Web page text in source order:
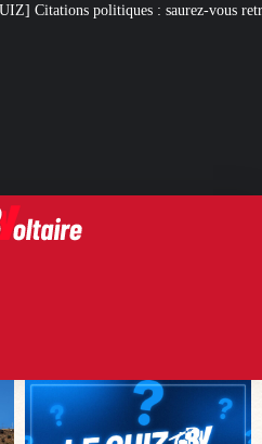
retrouver qui a dit quoi ? À 97 ans,